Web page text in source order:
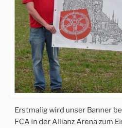
Erstmalig wird unser Banner
FCA in der Allianz Arena zum